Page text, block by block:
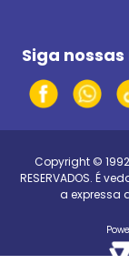
Siga
Copyright ©
RESERVADOS. É
a expressa